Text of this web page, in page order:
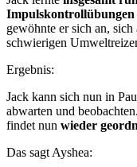
Impulskontrollübungen
gewöhnte er sich an,
schwierigen
Ergebnis:
Jack kann sich nun in
abwarten und
findet nun wieder
Das sagt Ayshea: